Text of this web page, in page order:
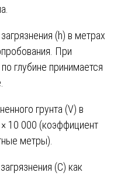
(h) в метрах
При
глубине принимается
грунта (V) в
10 000 (коэффициент
метры).
(С) как